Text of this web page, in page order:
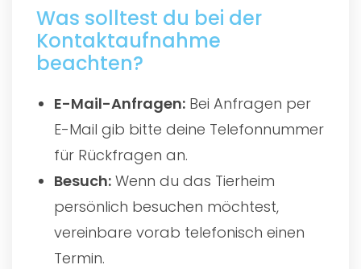
Was solltest du bei der
Kontaktaufnahme
beachten?
E-Mail-Anfragen: Bei Anfragen per
E-Mail gib bitte deine Telefonnummer
für Rückfragen an.
Besuch: Wenn du das Tierheim
persönlich besuchen möchtest,
vereinbare vorab telefonisch einen
Termin.